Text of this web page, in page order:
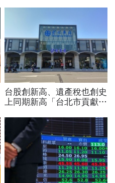
台股創新高、遺產稅也創史
上同期新高「台北市貢獻過
少？明年可望再拉高！